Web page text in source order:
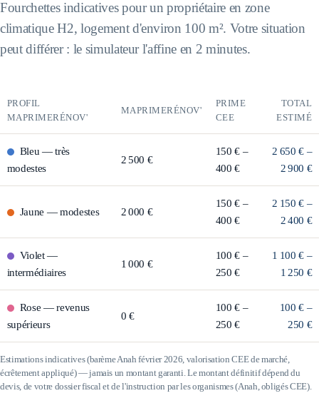
Fourchettes indicatives pour un propriétaire en zone
climatique H2, logement d'environ 100 m². Votre situation
peut différer : le simulateur l'affine en 2 minutes.
PROFIL
MAPRIMERÉNOV'
MAPRIMERÉNOV'
PRIME
CEE
TOTAL
ESTIMÉ
Bleu —très
modestes
2 500 €
150 € –
400 €
2 650 € –
2 900 €
Jaune —modestes 2 000 €
150 € –
400 €
2 150 € –
2 400 €
Violet—
intermédiaires
1 000 €
100 € –
250 €
1 100 € –
1 250 €
Rose —revenus
supérieurs
0 €
100 € –
250 €
100 € –
250 €
Estimations indicatives (barème Anah février 2026, valorisation CEE de marché,
écrêtement appliqué) — jamais un montant garanti. Le montant définitif dépend du
devis, de votre dossier fiscal et de l'instruction par les organismes (Anah, obligés CEE).